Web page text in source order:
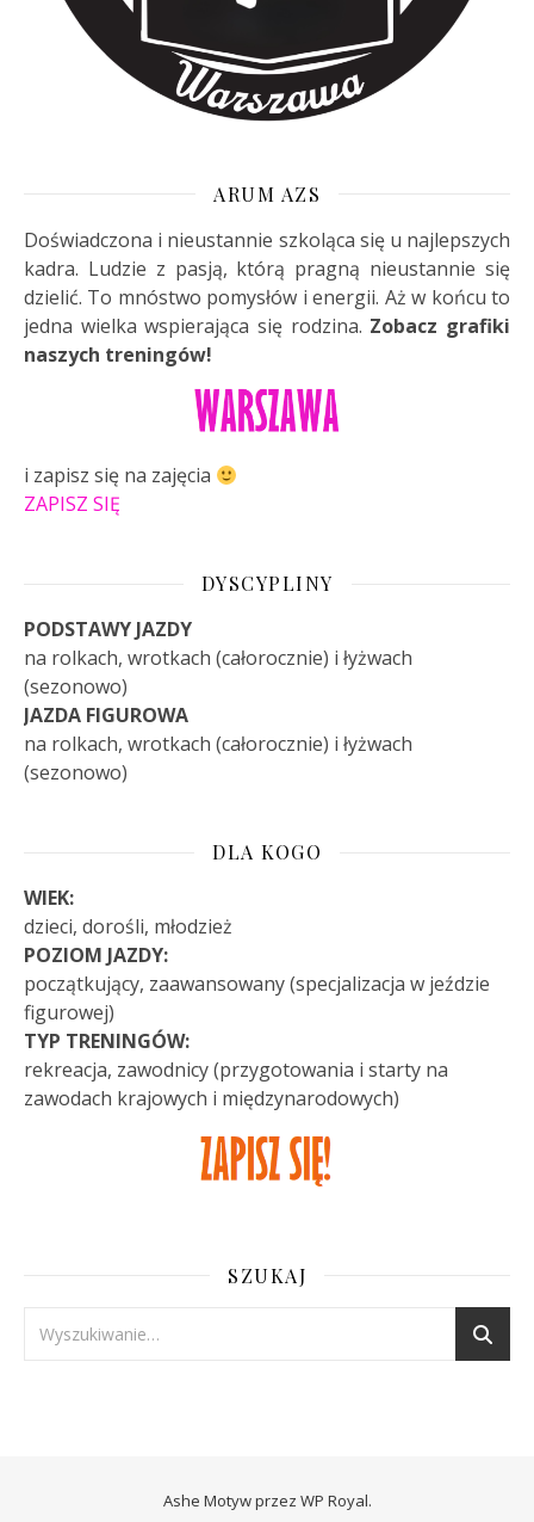
ARUM AZS
Doświadczona i nieustannie szkoląca się u najlepszych
kadra. Ludzie z pasją, którą pragną nieustannie się
dzielić. To mnóstwo pomysłów i energii. Aż w końcu to
jedna wielka wspierająca się rodzina. Zobacz grafiki
naszych treningów!
i zapisz się na zajęcia
ZAPISZ SIĘ
DYSCYPLINY
PODSTAWY JAZDY
na rolkach, wrotkach (całorocznie) i łyżwach
(sezonowo)
JAZDA FIGUROWA
na rolkach, wrotkach (całorocznie) i łyżwach
(sezonowo)
DLA KOGO
WIEK:
dzieci, dorośli, młodzież
POZIOM JAZDY:
początkujący, zaawansowany (specjalizacja w jeździe
figurowej)
TYP TRENINGÓW:
rekreacja, zawodnicy (przygotowania i starty na
zawodach krajowych i międzynarodowych)
SZUKAJ
Ashe Motyw przez WP Royal.